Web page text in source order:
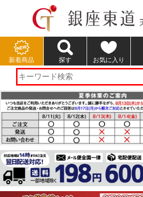
新着商品 探す お気に入り